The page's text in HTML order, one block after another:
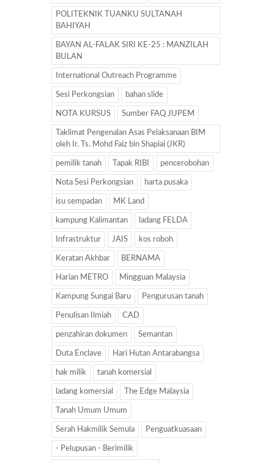
POLITEKNIK TUANKU SULTANAH
BAHIYAH
BAYAN AL-FALAK SIRI KE-25 : MANZILAH
BULAN
International Outreach Programme
Sesi Perkongsian bahan slide
NOTA KURSUS Sumber FAQ JUPEM
Taklimat Pengenalan Asas Pelaksanaan BIM
oleh Ir. Ts. Mohd Faiz bin Shapiai (JKR)
pemilik tanah Tapak RIBI pencerobohan
Nota Sesi Perkongsian harta pusaka
isu sempadan MK Land
kampung Kalimantan ladang FELDA
Infrastruktur JAIS kos roboh
Keratan Akhbar BERNAMA
Harian METRO Mingguan Malaysia
Kampung Sungai Baru Pengurusan tanah
Penulisan Ilmiah CAD
penzahiran dokumen Semantan
Duta Enclave Hari Hutan Antarabangsa
hak milik tanah komersial
ladang komersial The Edge Malaysia
Tanah Umum Umum
Serah Hakmilik Semula Penguatkuasaan
- Pelupusan - Berimilik